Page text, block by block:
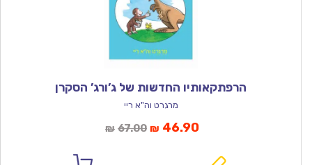
הרפתקאותיו החדשות של ג’ורג’ הסקרן
מרגרט וה"א ריי
₪ 67.00המחיר
₪ 46.90המחיר